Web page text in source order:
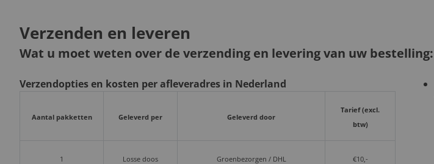
Verzenden en leveren
Wat u moet weten over de verzending en levering van uw bestelling:
Verzendopties en kosten per afleveradres in Nederland
Aantal pakketten Geleverd per Geleverd door
Tarief (excl.
btw)
1 Losse doos Groenbezorgen / DHL €10,-